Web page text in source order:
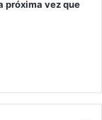
próxima vez que